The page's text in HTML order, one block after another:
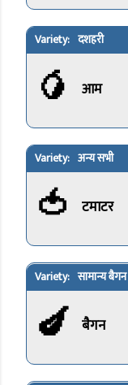
दशहरी
🥭 आम
अन्य सभी
🍅 टमाटर
सामान्य बैगन
🍆 बैगन